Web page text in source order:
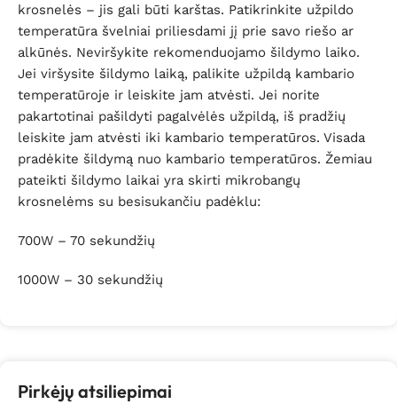
krosnelės – jis gali būti karštas. Patikrinkite užpildo
temperatūra švelniai priliesdami jį prie savo riešo ar
alkūnės. Neviršykite rekomenduojamo šildymo laiko.
Jei viršysite šildymo laiką, palikite užpildą kambario
temperatūroje ir leiskite jam atvėsti. Jei norite
pakartotinai pašildyti pagalvėlės užpildą, iš pradžių
leiskite jam atvėsti iki kambario temperatūros. Visada
pradėkite šildymą nuo kambario temperatūros. Žemiau
pateikti šildymo laikai yra skirti mikrobangų
krosnelėms su besisukančiu padėklu:
700W – 70 sekundžių
1000W – 30 sekundžių
Pirkėjų atsiliepimai